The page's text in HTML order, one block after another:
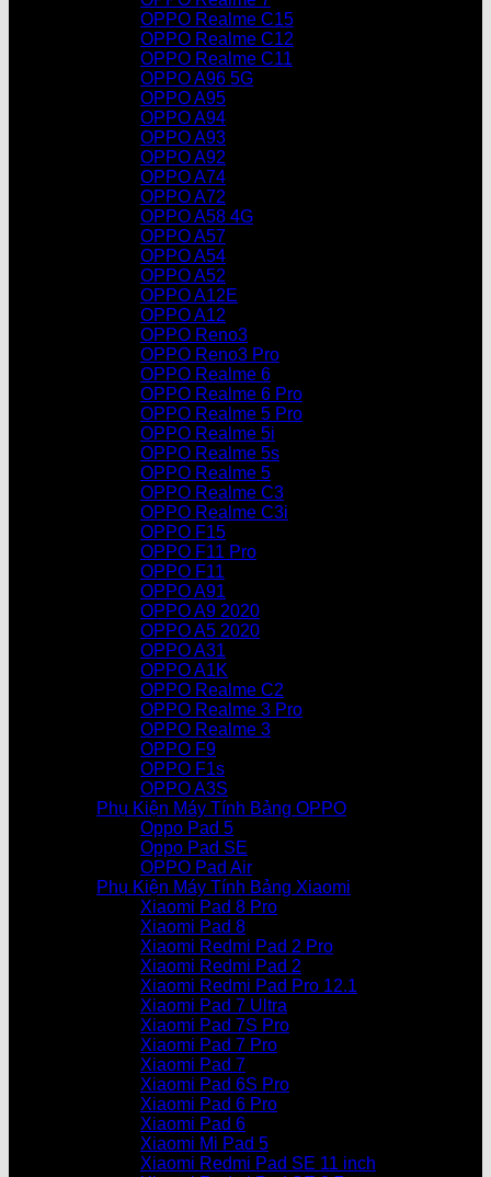
OPPO Realme C15
OPPO Realme C12
OPPO Realme C11
OPPO A96 5G
OPPO A95
OPPO A94
OPPO A93
OPPO A92
OPPO A74
OPPO A72
OPPO A58 4G
OPPO A57
OPPO A54
OPPO A52
OPPO A12E
OPPO A12
OPPO Reno3
OPPO Reno3 Pro
OPPO Realme 6
OPPO Realme 6 Pro
OPPO Realme 5 Pro
OPPO Realme 5i
OPPO Realme 5s
OPPO Realme 5
OPPO Realme C3
OPPO Realme C3i
OPPO F15
OPPO F11 Pro
OPPO F11
OPPO A91
OPPO A9 2020
OPPO A5 2020
OPPO A31
OPPO A1K
OPPO Realme C2
OPPO Realme 3 Pro
OPPO Realme 3
OPPO F9
OPPO F1s
OPPO A3S
Phụ Kiện Máy Tính Bảng OPPO
Oppo Pad 5
Oppo Pad SE
OPPO Pad Air
Phụ Kiện Máy Tính Bảng Xiaomi
Xiaomi Pad 8 Pro
Xiaomi Pad 8
Xiaomi Redmi Pad 2 Pro
Xiaomi Redmi Pad 2
Xiaomi Redmi Pad Pro 12.1
Xiaomi Pad 7 Ultra
Xiaomi Pad 7S Pro
Xiaomi Pad 7 Pro
Xiaomi Pad 7
Xiaomi Pad 6S Pro
Xiaomi Pad 6 Pro
Xiaomi Pad 6
Xiaomi Mi Pad 5
Xiaomi Redmi Pad SE 11 inch